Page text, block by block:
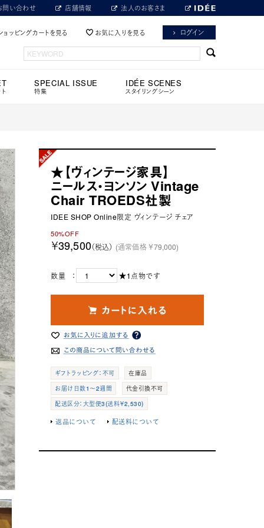
問い合わせ 店舗情報 法人のお客さま
ョッピングカートを見る お気に入りを見る ログイン
SPECIAL ISSUE
特集
IDÉE SCENES
スタイリングシーン
★【ヴィンテージ家具】
ニールス・ヨンソン Vintage
Chair TROEDS社製
IDEE SHOP Online限定 ヴィンテージ チェア
50%OFF
￥39,500（税込） (通常価格 ￥79,000)
数量 ： ★1点物です
ギフトラッピング：不可
在庫品
お届け日数1～2週間
代金引換不可
配送区分：大型便3(送料￥2,530)
返品について 配送料について